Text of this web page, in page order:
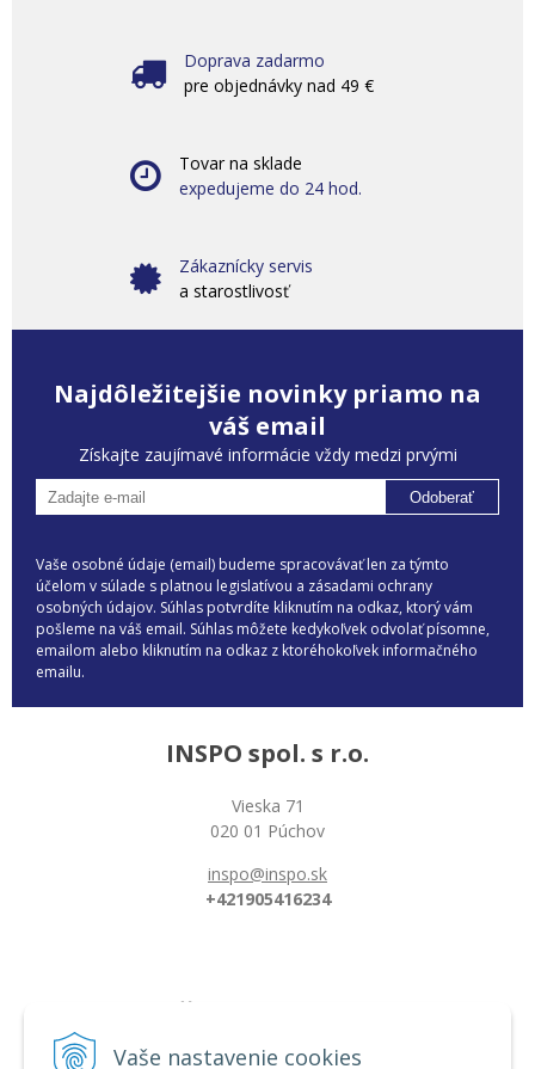
Vaše nastavenie cookies
Doprava zadarmo
pre objednávky nad 49 €
Tovar na sklade
expedujeme do 24 hod.
Zákaznícky servis
a starostlivosť
Najdôležitejšie novinky priamo na
váš email
Získajte zaujímavé informácie vždy medzi prvými
Odoberať
Vaše osobné údaje (email) budeme spracovávať len za týmto
účelom v súlade s platnou legislatívou a zásadami ochrany
osobných údajov. Súhlas potvrdíte kliknutím na odkaz, ktorý vám
pošleme na váš email. Súhlas môžete kedykoľvek odvolať písomne,
emailom alebo kliknutím na odkaz z ktoréhokoľvek informačného
emailu.
INSPO spol. s r.o.
Vieska 71
020 01 Púchov
inspo@inspo.sk
+421905416234
Všetko o nákupe
Možnosti platby a doprava